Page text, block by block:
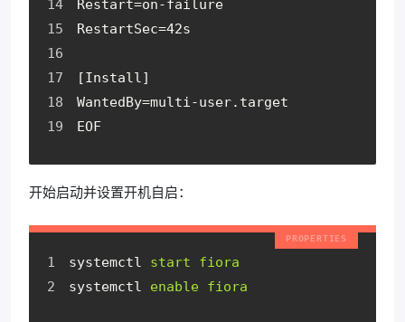
Restart=on-failure
RestartSec=42s
[Install]
WantedBy=multi-user.target
EOF
开始启动并设置开机自启：
systemctl
start fiora
systemctl
enable fiora